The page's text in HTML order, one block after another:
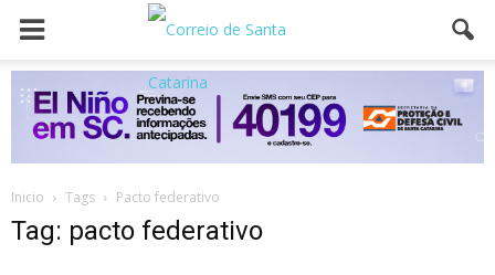
Inicio Tags Pacto federativo
Tag: pacto federativo